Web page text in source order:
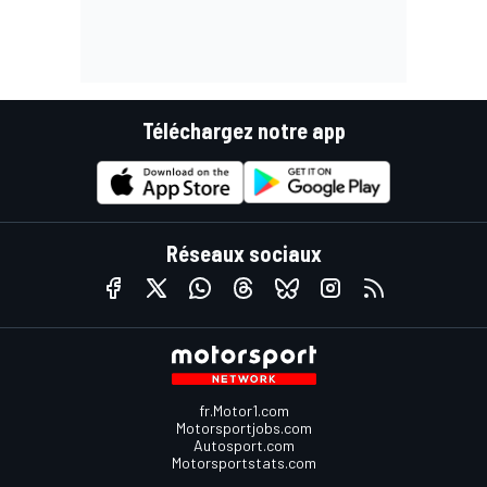
Téléchargez notre app
Réseaux sociaux
fr.Motor1.com
Motorsportjobs.com
Autosport.com
Motorsportstats.com